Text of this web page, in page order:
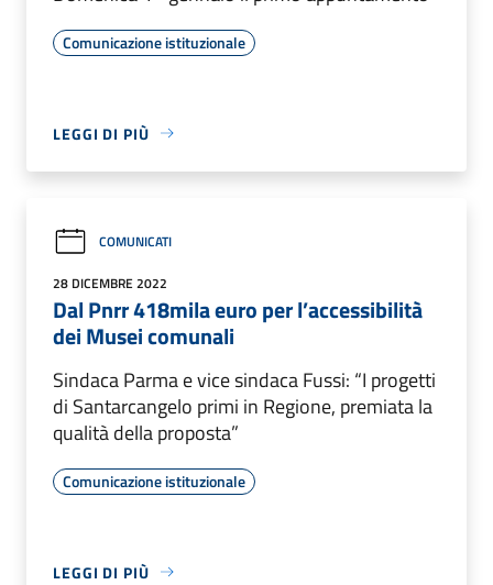
Comunicazione istituzionale
LEGGI DI PIÙ
COMUNICATI
28 DICEMBRE 2022
Dal Pnrr 418mila euro per l’accessibilità
dei Musei comunali
Sindaca Parma e vice sindaca Fussi: “I progetti
di Santarcangelo primi in Regione, premiata la
qualità della proposta”
Comunicazione istituzionale
LEGGI DI PIÙ